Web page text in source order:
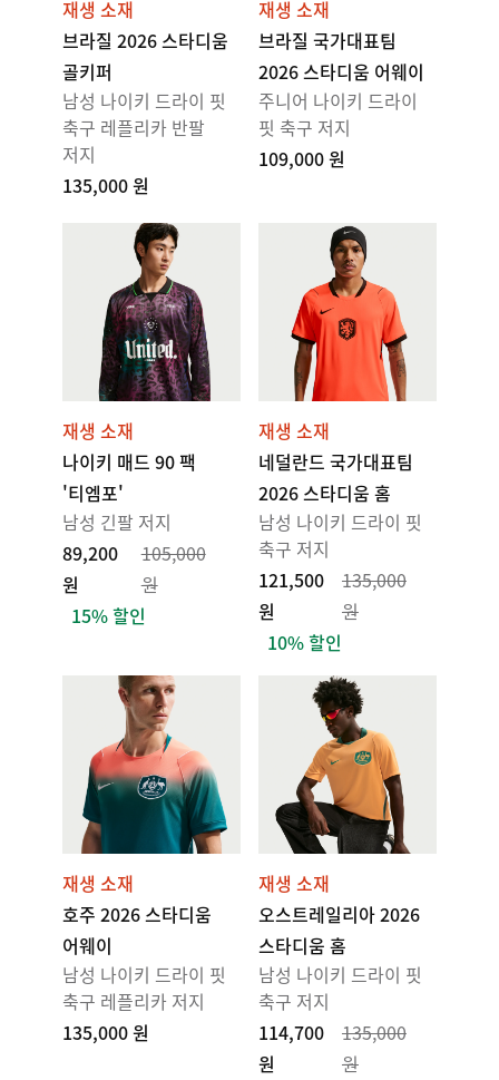
재생 소재
브라질 2026 스타디움
골키퍼
남성 나이키 드라이 핏
축구 레플리카 반팔
저지
135,000 원
재생 소재
브라질 국가대표팀
2026 스타디움 어웨이
주니어 나이키 드라이
핏 축구 저지
109,000 원
재생 소재
나이키 매드 90 팩
'티엠포'
남성 긴팔 저지
89,200
원
105,000
원
15% 할인
재생 소재
네덜란드 국가대표팀
2026 스타디움 홈
남성 나이키 드라이 핏
축구 저지
121,500
원
135,000
원
10% 할인
재생 소재
호주 2026 스타디움
어웨이
남성 나이키 드라이 핏
축구 레플리카 저지
135,000 원
재생 소재
오스트레일리아 2026
스타디움 홈
남성 나이키 드라이 핏
축구 저지
114,700
원
135,000
원